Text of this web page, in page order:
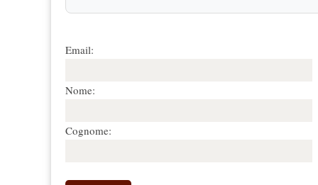
Email:
Nome:
Cognome: